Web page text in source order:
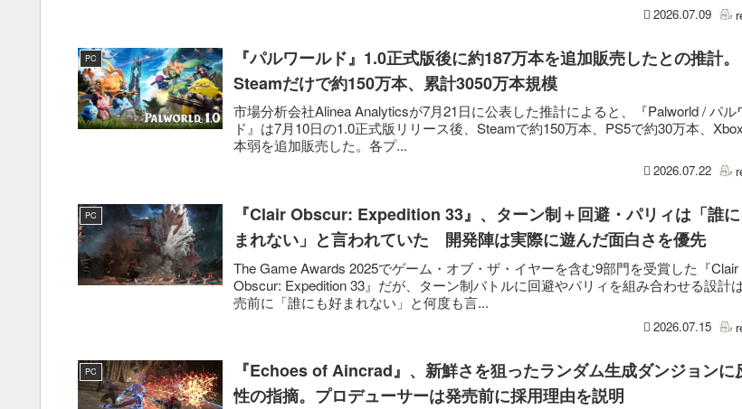
2026.07.09
PC
『パルワールド』1.0正式版後に約187万本を追加販売したとの推計。
Steamだけで約150万本、累計3050万本規模
市場分析会社Alinea Analyticsが7月21日に公表した推計によると、『Palworld / パル
ド』は7月10日の1.0正式版リリース後、Steamで約150万本、PS5で約30万本、
本弱を追加販売した。各プ...
2026.07.22
PC
『Clair Obscur: Expedition 33』、ターン制＋回避・パリィは「誰
まれない」と言われていた 開発陣は実際に遊んだ面白さを優先
The Game Awards 2025でゲーム・オブ・ザ・イヤーを含む9部門を受賞した『Clair
Obscur: Expedition 33』だが、ターン制バトルに回避やパリィを組み合わせる設計
売前に「誰にも好まれない」と何度も言...
2026.07.15
PC
『Echoes of Aincrad』、新鮮さを狙ったランダム生成ダンジョンに
性の指摘。プロデューサーは発売前に採用理由を説明